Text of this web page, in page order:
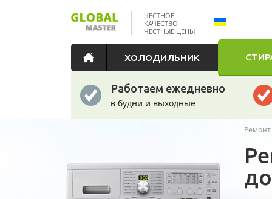
ЧЕСТНОЕ
КАЧЕСТВО
ЧЕСТНЫЕ ЦЕНЫ
ХОЛОДИЛЬНИК
Работаем ежедневно
в будни и выходные